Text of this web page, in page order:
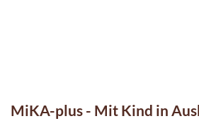
MiKA-plus - Mit Kind in